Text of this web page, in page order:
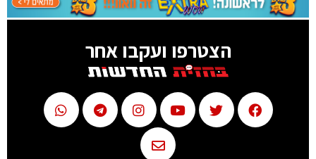
הצטרפו ועקבו אחר